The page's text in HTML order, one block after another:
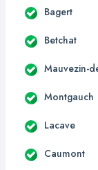
Bagert
Betchat
Mauvezin-
Montgauch
Lacave
Caumont